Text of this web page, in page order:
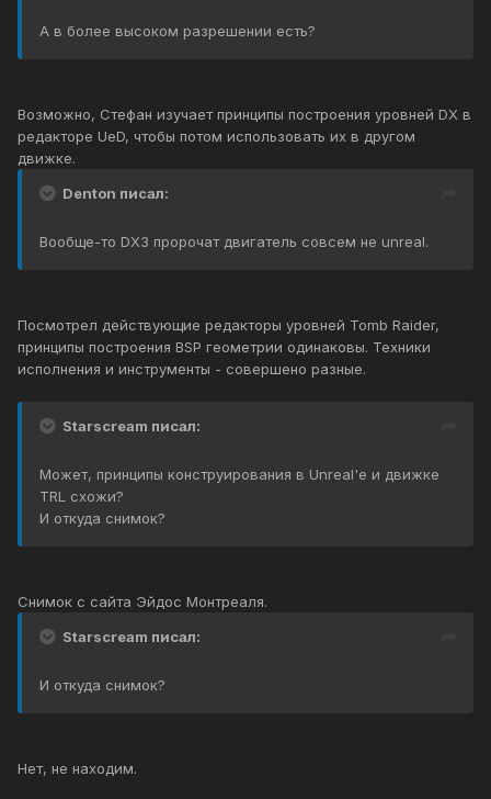
А в более высоком разрешении есть?
Возможно, Стефан изучает принципы построения уровней DX в
редакторе UeD, чтобы потом использовать их в другом
движке.
Denton писал:
Вообще-то DX3 пророчат двигатель совсем не unreal.
Посмотрел действующие редакторы уровней Tomb Raider,
принципы построения BSP геометрии одинаковы. Техники
исполнения и инструменты - совершено разные.
Starscream писал:
Может, принципы конструирования в Unreal'е и движке
TRL схожи?
И откуда снимок?
Снимок с сайта Эйдос Монтреаля.
Starscream писал:
И откуда снимок?
Нет, не находим.